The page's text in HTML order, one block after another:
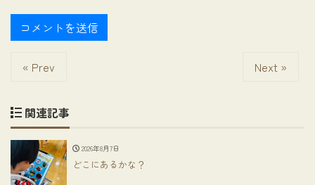
« Prev Next »
関連記事
2026年8月7日
どこにあるかな？